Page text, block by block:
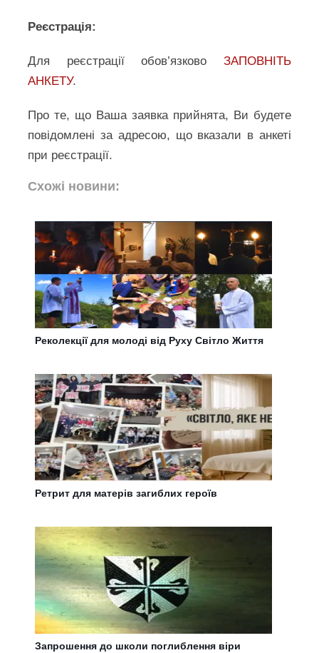
Реєстрація:
Для реєстрації обов’язково ЗАПОВНІТЬ
АНКЕТУ.
Про те, що Ваша заявка прийнята, Ви будете
повідомлені за адресою, що вказали в анкеті
при реєстрації.
Схожі новини:
Реколекції для молоді від Руху Світло Життя
Ретрит для матерів загиблих героїв
Запрошення до школи поглиблення віри